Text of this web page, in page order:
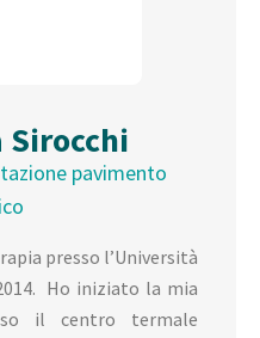
Sirocchi
pavimento
presso l’Università
Ho iniziato la mia
il centro termale